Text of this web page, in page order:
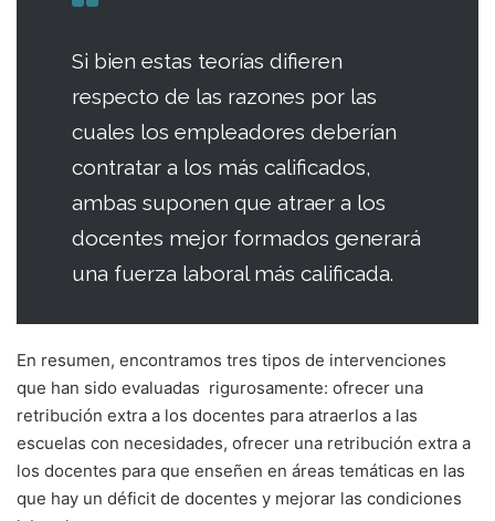
Si bien estas teorías difieren
respecto de las razones por las
cuales los empleadores deberían
contratar a los más calificados,
ambas suponen que atraer a los
docentes mejor formados generará
una fuerza laboral más calificada.
En resumen, encontramos tres tipos de intervenciones
que han sido evaluadas rigurosamente: ofrecer una
retribución extra a los docentes para atraerlos a las
escuelas con necesidades, ofrecer una retribución extra a
los docentes para que enseñen en áreas temáticas en las
que hay un déficit de docentes y mejorar las condiciones